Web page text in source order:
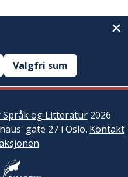
Valgfri sum
Språk og Litteratur2026
gate 27 i Oslo. Kontakt
.